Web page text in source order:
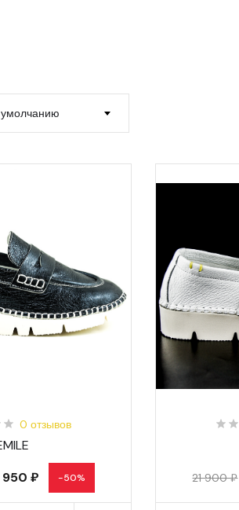
0 отзывов
950 ₽ -50% 21 900 ₽